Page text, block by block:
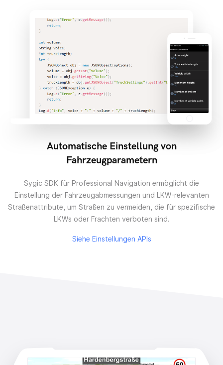
Automatische Einstellung von
Fahrzeugparametern
Sygic SDK für Professional Navigation ermöglicht die
Einstellung der Fahrzeugabmessungen und LKW-relevanten
Straßenattribute, um Straßen zu vermeiden, die für spezifische
LKWs oder Frachten verboten sind.
Siehe Einstellungen APIs